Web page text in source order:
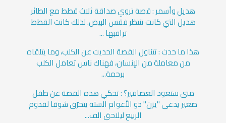
هديل وأسمر : قصة تروي صداقة ثلاث قطط مع الطائر
هديل التي كانت تنتظر فقس البيض. لذلك كانت القطط
تراقبها ...
هذا ما حدث : تتناول القصة الحديث عن الكلب، وما يتلقاه
من معاملة من الإنسان، فهناك ناس تعامل الكلب
برحمة...
متى ستعود العصافير؟ : تحكي هذه القصة عن طفل
صغير يدعى "يزن" ذو الأعوام الستة يتحرّق شوقا لقدوم
الربيع ليلاحق الف...